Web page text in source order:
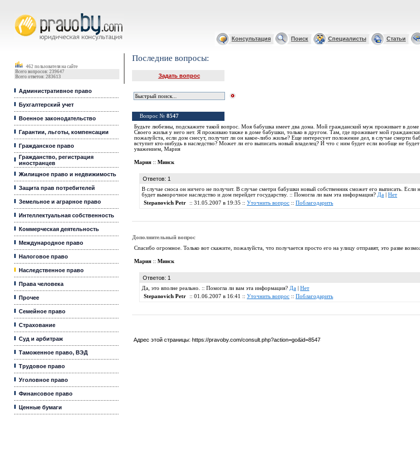
Консультация Поиск Специалисты Статьи
462 пользователя на сайте
Всего вопросов: 239647
Всего ответов: 283613
Административное право
Бухгалтерский учет
Военное законодательство
Гарантии, льготы, компенсации
Гражданское право
Гражданство, регистрация
иностранцев
Жилищное право и недвижимость
Защита прав потребителей
Земельное и аграрное право
Интеллектуальная собственность
Коммерческая деятельность
Международное право
Налоговое право
Наследственное право
Права человека
Прочее
Семейное право
Страхование
Суд и арбитраж
Таможенное право, ВЭД
Трудовое право
Уголовное право
Финансовое право
Ценные бумаги
Последние вопросы:
Задать вопрос
Вопрос № 8547
Будьте любезны, подскажите такой вопрос. Моя бабушка имеет два дома. Мой гражданский муж проживает в доме
Своего жилья у него нет. Я проживаю также в доме бабушки, только в другом. Там, где проживает мой
пожалуйста, если дом снесут, получит ли он какое-либо жилье? Еще интересует положение дел, в случае смерти
вступит кто-нибудь в наследство? Может ли его выписать новый владелец? И что с ним будет если вообще не
уважением, Мария
Мария :: Минск
Ответов: 1
В случае сноса он ничего не получит. В случае сметри бабушки новый собственник сможет его выписать. Если
будет выморочное наследство и дом перейдет государству. :: Помогла ли вам эта информация? Да
Нет
Stepanovich Petr
:: 31.05.2007 в 19:35 :: Уточнить вопрос :: Поблагодарить
Дополнительный вопрос
Спасибо огромное. Только вот скажите, пожалуйста, что получается просто его на улицу отправят, это разве
Мария :: Минск
Ответов: 1
Да, это вполне реально. :: Помогла ли вам эта информация? Да
Нет
Stepanovich Petr
:: 01.06.2007 в 16:41 :: Уточнить вопрос :: Поблагодарить
Адрес этой страницы: https://pravoby.com/consult.php?action=go&id=8547